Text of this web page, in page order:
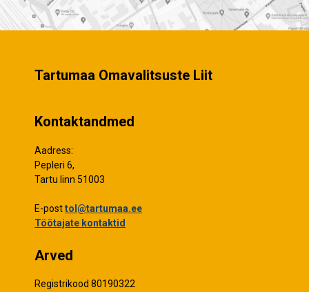
Tartumaa Omavalitsuste Liit
Kontaktandmed
Aadress:
Pepleri 6,
Tartu linn 51003
E-posttol@tartumaa.ee
Töötajate kontaktid
Arved
Registrikood 80190322